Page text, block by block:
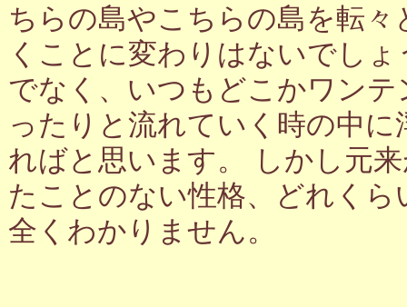
ちらの島やこちらの島を転
くことに変わりはないでし
でなく、いつもどこかワン
ったりと流れていく時の中
ればと思います。 しかし元
たことのない性格、どれく
全くわかりません。